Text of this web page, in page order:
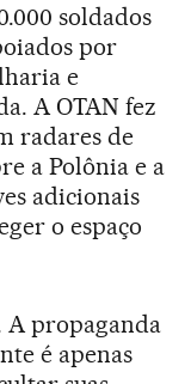
soldados
por
e
A OTAN fez
radares de
a Polônia e a
adicionais
o espaço
A propaganda
é apenas